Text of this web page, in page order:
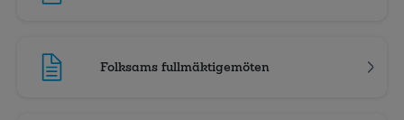
Folksams fullmäktigemöten